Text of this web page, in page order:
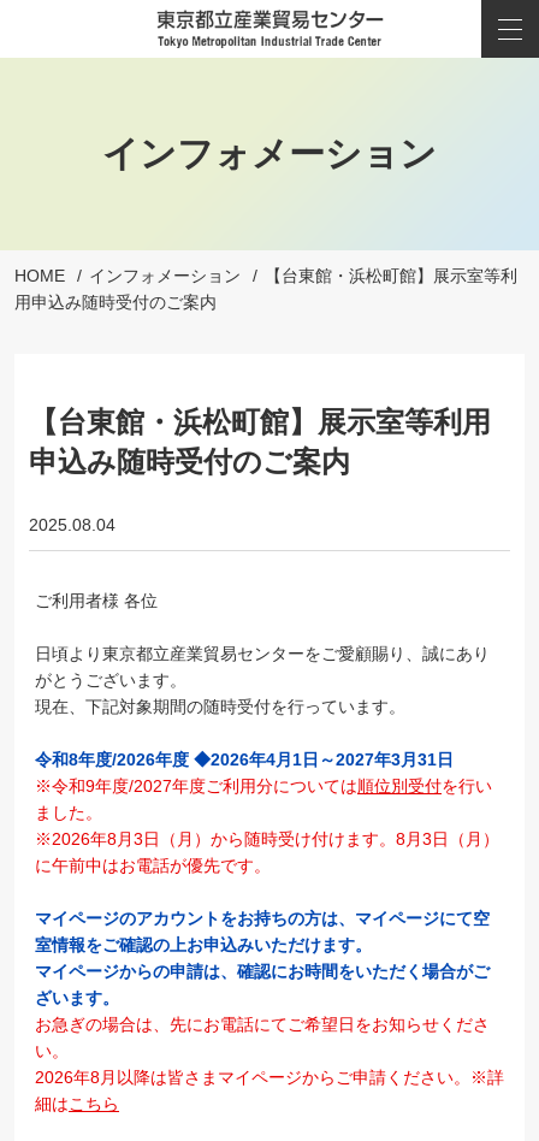
インフォメーション
HOME インフォメーション
【台東館・浜松町館】展示室等利
用申込み随時受付のご案内
【台東館・浜松町館】展示室等利用
申込み随時受付のご案内
2025.08.04
ご利用者様 各位
日頃より東京都立産業貿易センターをご愛顧賜り、誠にあり
がとうございます。
現在、下記対象期間の随時受付を行っています。
令和8年度/2026年度 ◆2026年4月1日～2027年3月31日
※令和9年度/2027年度ご利用分については順位別受付を行い
ました。
※2026年8月3日（月）から随時受け付けます。8月3日（月）
に午前中はお電話が優先です。
マイページのアカウントをお持ちの方は、マイページにて空
室情報をご確認の上お申込みいただけます。
マイページからの申請は、確認にお時間をいただく場合がご
ざいます。
お急ぎの場合は、先にお電話にてご希望日をお知らせくださ
い。
2026年8月以降は皆さまマイページからご申請ください。※詳
細はこちら